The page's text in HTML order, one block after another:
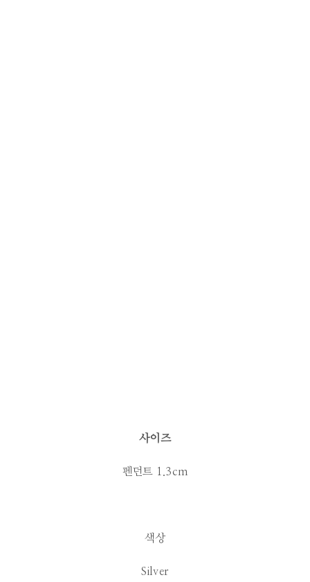
사이즈
펜던트 1.3cm
색상
Silver